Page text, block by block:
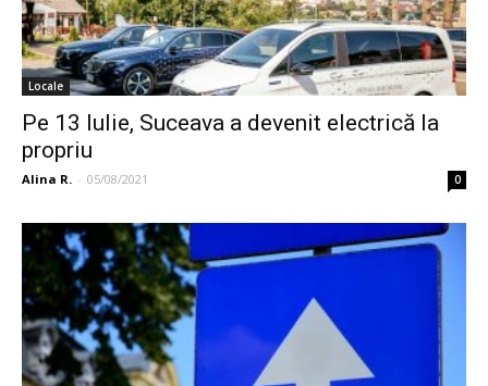
Locale
Pe 13 Iulie, Suceava a devenit electrică la
propriu
Alina R. - 05/08/2021 0